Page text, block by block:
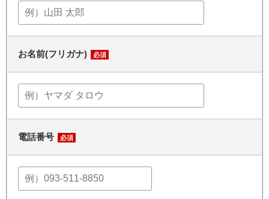
お名前(フリガナ) 必須
電話番号 必須